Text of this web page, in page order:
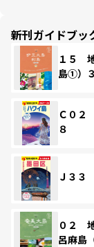
新刊ガイドブッ
１５
島①）
Ｃ０２
８
Ｊ３
０２
呂麻島